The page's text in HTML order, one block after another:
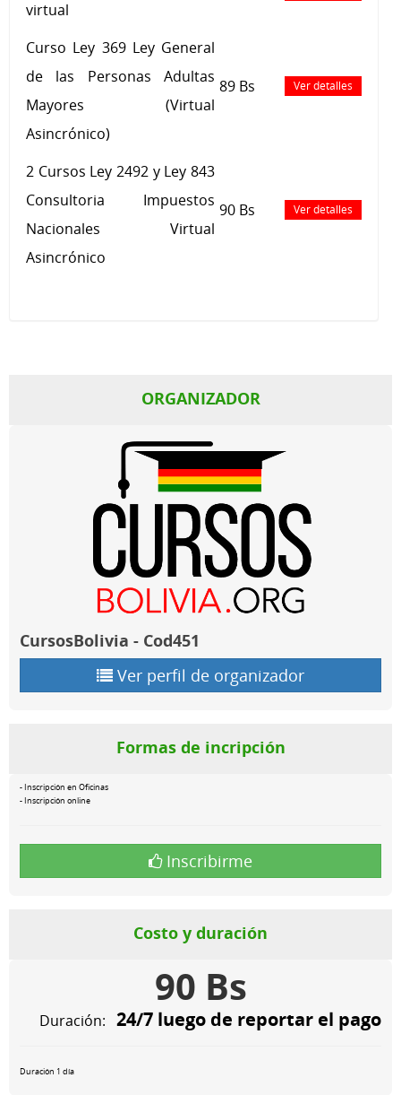
virtual
Curso Ley 369 Ley General
de las Personas Adultas
Mayores (Virtual
Asincrónico)
89 Bs Ver detalles
2 Cursos Ley 2492 y Ley 843
Consultoria Impuestos
Nacionales Virtual
Asincrónico
90 Bs Ver detalles
ORGANIZADOR
CursosBolivia - Cod451
Ver perfil de organizador
Formas de incripción
- Inscripción en Oficinas
- Inscripción online
Inscribirme
Costo y duración
90 Bs
Duración: 24/7 luego de reportar el pago
Duración 1 día